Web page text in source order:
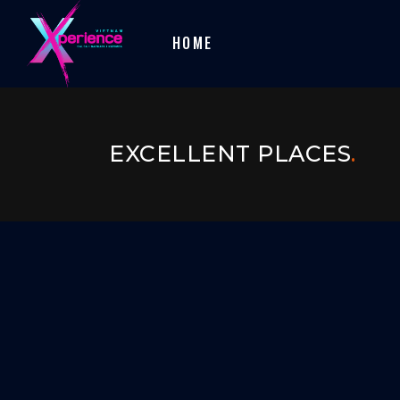
HOME
EXCELLENT PLACES.